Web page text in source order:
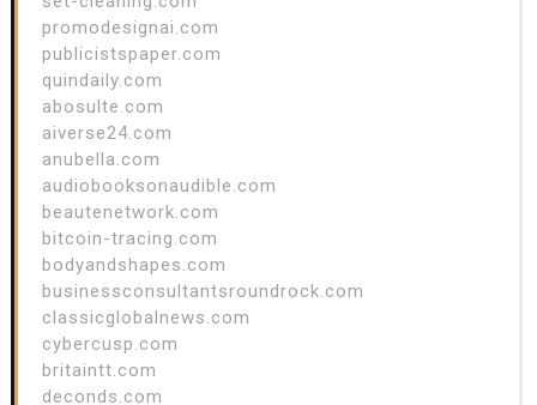
promodesignai.com
publicistspaper.com
quindaily.com
abosulte.com
aiverse24.com
anubella.com
audiobooksonaudible.com
beautenetwork.com
bitcoin-tracing.com
bodyandshapes.com
businessconsultantsroundrock.com
classicglobalnews.com
cybercusp.com
britaintt.com
deconds.com